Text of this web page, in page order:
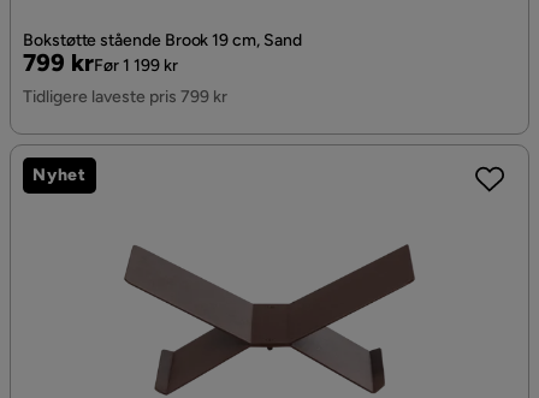
Bokstøtte stående Brook 19 cm, Sand
Pris
799 kr
Original
Pris
Før 1 199 kr
Tidligere laveste pris 799 kr
Nyhet